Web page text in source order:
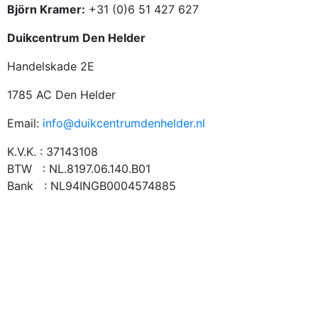
Björn Kramer: +31 (0)6 51 427 627
Duikcentrum Den Helder
Handelskade 2E
1785 AC Den Helder
Email: info@duikcentrumdenhelder.nl
K.V.K. : 37143108
BTW : NL.8197.06.140.B01
Bank : NL94INGB0004574885